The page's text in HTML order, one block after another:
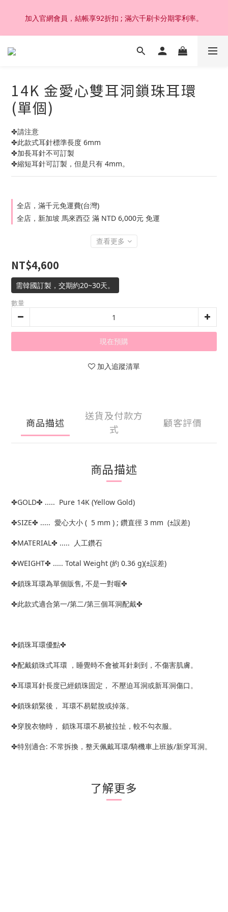
加入官網會員，結帳享92折扣 ; 滿六千刷卡分期零利率。
加入官網會員，結帳享92折扣 ; 滿六千刷卡分期零利率。
韓國設計製作。純14K 18K金，非鍍金非注金；洗澡，運動(汗
加入官網會員，結帳享92折扣 ; 滿六千刷卡分期零利率。
14K 金愛心雙耳洞鎖珠耳環
(單個)
✤請注意
✤此款式耳針標準長度 6mm
✤加長耳針不可訂製
✤縮短耳針可訂製，但是只有 4mm。
全店，滿千元免運費(台灣)
全店，新加坡 馬來西亞 滿 NTD 6,000元 免運
查看更多
NT$4,600
需韓國訂製，交期約20~30天。
數量
現在預購
加入追蹤清單
商品描述
送貨及付款方
式
顧客評價
商品描述
✤GOLD✤ ..... Pure 14K (Yellow Gold)
✤SIZE✤ ..... 愛心大小 ( 5 mm ) ; 鑽直徑 3 mm (±誤差)
✤MATERIAL✤ ..... 人工鑽石
✤WEIGHT✤ ..... Total Weight (約 0.36 g)(±誤差)
✤鎖珠耳環為單個販售, 不是一對喔✤
✤此款式適合第一/第二/第三個耳洞配戴✤
✤鎖珠耳環優點✤
✤配戴鎖珠式耳環 ，睡覺時不會被耳針刺到，不傷害肌膚。
✤耳環耳針長度已經鎖珠固定， 不壓迫耳洞或新耳洞傷口。
✤鎖珠鎖緊後， 耳環不易鬆脫或掉落。
✤穿脫衣物時， 鎖珠耳環不易被拉扯，較不勾衣服。
✤特別適合: 不常拆換，整天佩戴耳環/騎機車上班族/新穿耳洞。
了解更多